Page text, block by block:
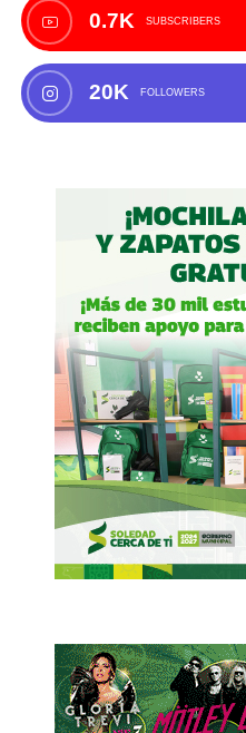
0.7K SUBSCRIBERS
20K FOLLOWERS